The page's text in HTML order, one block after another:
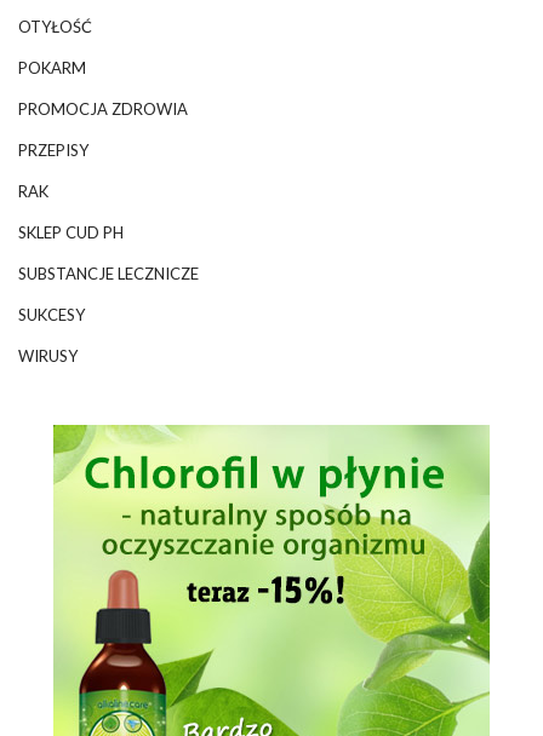
OTYŁOŚĆ
POKARM
PROMOCJA ZDROWIA
PRZEPISY
RAK
SKLEP CUD PH
SUBSTANCJE LECZNICZE
SUKCESY
WIRUSY